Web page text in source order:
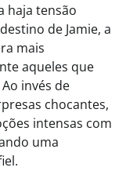
haja tensão
de Jamie, a
mais
aqueles que
invés de
chocantes,
intensas com
uma